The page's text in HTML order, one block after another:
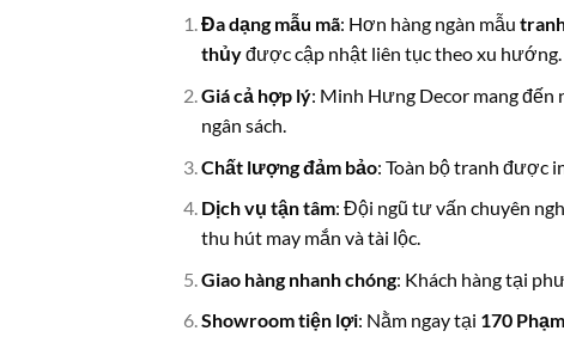
Đa dạng mẫu mã: Hơn hàng ngàn mẫu
thủyđược cập nhật liên tục theo xu hướng.
Giá cả hợp lý: Minh Hưng Decor mang đến
ngân sách.
Chất lượng đảm bảo: Toàn bộ tranh được
Dịch vụ tận tâm: Đội ngũ tư vấn chuyên
thu hút may mắn và tài lộc.
Giao hàng nhanh chóng: Khách hàng tại
Showroom tiện lợi: Nằm ngay tại 170